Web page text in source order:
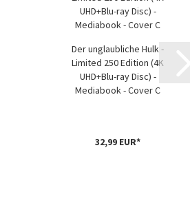
Der unglaubliche Hulk -
Limited 250 Edition (4K
UHD+Blu-ray Disc) -
Mediabook - Cover C
32,99 EUR*